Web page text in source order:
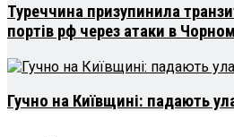
Туреччина призупинила
портів рф через атаки в
Гучно на Київщині: падають